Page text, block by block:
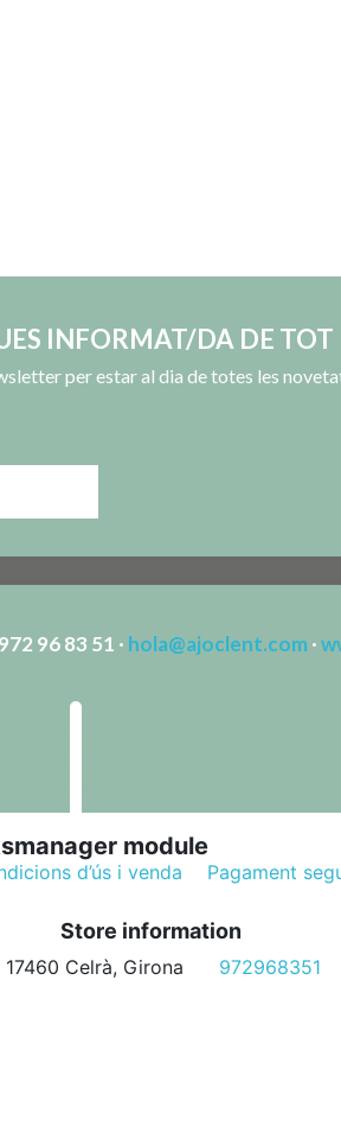
INFORMAT/DA DE TOT
per estar al dia de totes les
96 83 51 · hola@ajoclent.com ·
module
d’ús i venda Pagament
Store information
Celrà, Girona 972968351